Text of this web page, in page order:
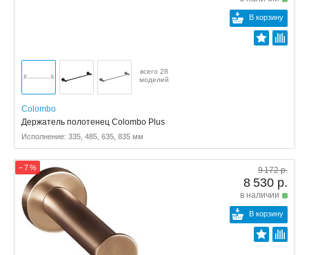
В корзину
всего 28
моделей
Colombo
Держатель полотенец Colombo Plus
Исполнение: 335, 485, 635, 835 мм
− 7 % 9 172 р.
8 530 р.
в наличии
В корзину